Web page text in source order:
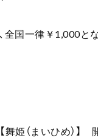
全国一律￥1,000と
姫（まいひめ）】